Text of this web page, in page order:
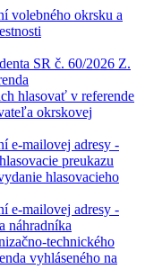
volebného okrsku a
SR č. 60/2026 Z.
hlasovať v referende
okrskovej
e-mailovej adresy -
preukazu
hlasovacieho
e-mailovej adresy -
náhradníka
technického
vyhláseného na